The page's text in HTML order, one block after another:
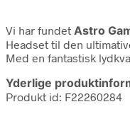
Vi har fundet Astro
Headset til den
Med en fantastisk
Yderlige
Produkt id: F22260284